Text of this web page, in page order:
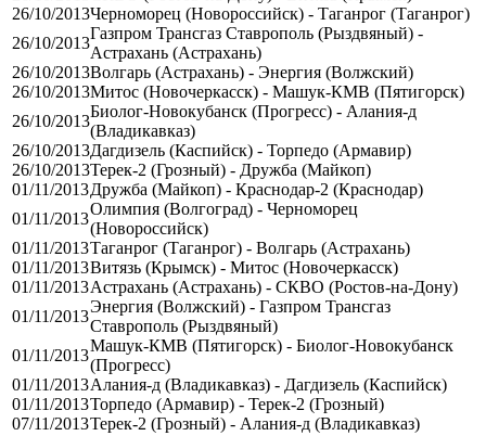
26/10/2013Черноморец (Новороссийск) - Таганрог (Таганрог)
26/10/2013
Газпром Трансгаз Ставрополь (Рыздвяный) -
Астрахань (Астрахань)
26/10/2013Волгарь (Астрахань) - Энергия (Волжский)
26/10/2013Митос (Новочеркасск) - Машук-КМВ (Пятигорск)
26/10/2013
Биолог-Новокубанск (Прогресс) - Алания-д
(Владикавказ)
26/10/2013Дагдизель (Каспийск) - Торпедо (Армавир)
26/10/2013Терек-2 (Грозный) - Дружба (Майкоп)
01/11/2013Дружба (Майкоп) - Краснодар-2 (Краснодар)
01/11/2013
Олимпия (Волгоград) - Черноморец
(Новороссийск)
01/11/2013Таганрог (Таганрог) - Волгарь (Астрахань)
01/11/2013Витязь (Крымск) - Митос (Новочеркасск)
01/11/2013Астрахань (Астрахань) - СКВО (Ростов-на-Дону)
01/11/2013
Энергия (Волжский) - Газпром Трансгаз
Ставрополь (Рыздвяный)
01/11/2013
Машук-КМВ (Пятигорск) - Биолог-Новокубанск
(Прогресс)
01/11/2013Алания-д (Владикавказ) - Дагдизель (Каспийск)
01/11/2013Торпедо (Армавир) - Терек-2 (Грозный)
07/11/2013Терек-2 (Грозный) - Алания-д (Владикавказ)